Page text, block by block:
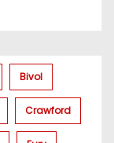
Bivol
Crawford